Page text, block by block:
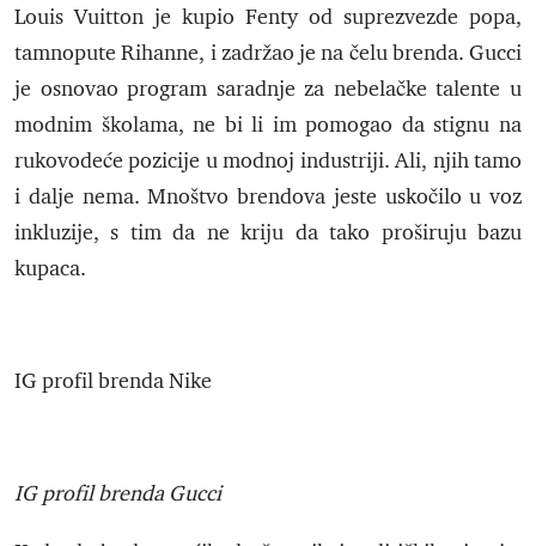
Louis Vuitton je kupio Fenty od suprezvezde popa,
tamnopute Rihanne, i zadržao je na čelu brenda. Gucci
je osnovao program saradnje za nebelačke talente u
modnim školama, ne bi li im pomogao da stignu na
rukovodeće pozicije u modnoj industriji. Ali, njih tamo
i dalje nema. Mnoštvo brendova jeste uskočilo u voz
inkluzije, s tim da ne kriju da tako proširuju bazu
kupaca.
IG profil brenda Nike
IG profil brenda Gucci